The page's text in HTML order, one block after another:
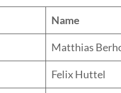
Name
Matthias
Felix Huttel